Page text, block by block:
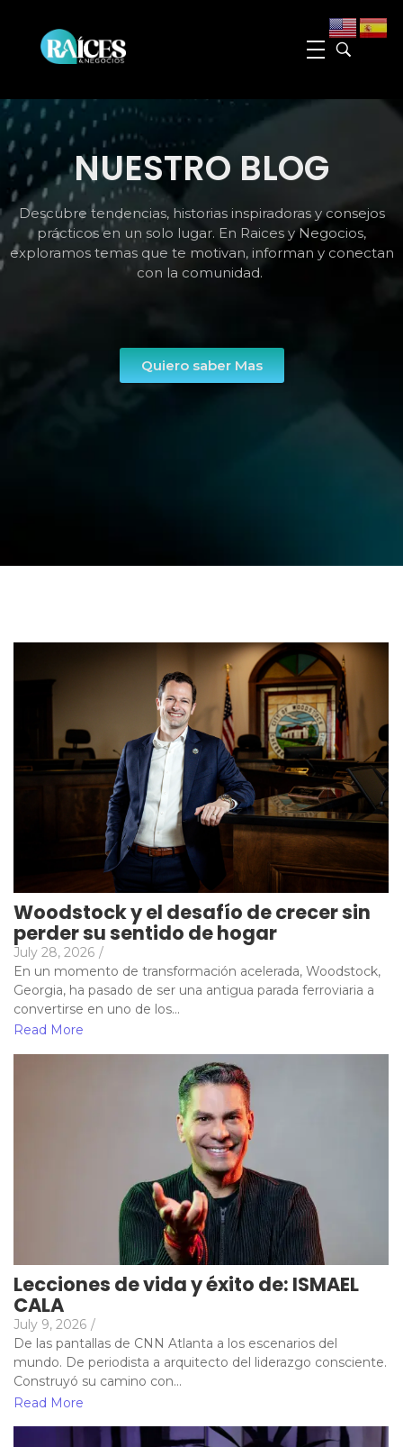
NUESTRO BLOG
Descubre tendencias, historias inspiradoras y consejos
prácticos en un solo lugar. En Raices y Negocios,
exploramos temas que te motivan, informan y conectan
con la comunidad.
Quiero saber Mas
Woodstock y el desafío de crecer sin
perder su sentido de hogar
July 28, 2026 /
En un momento de transformación acelerada, Woodstock,
Georgia, ha pasado de ser una antigua parada ferroviaria a
convertirse en uno de los...
Read More
Lecciones de vida y éxito de: ISMAEL
CALA
July 9, 2026 /
De las pantallas de CNN Atlanta a los escenarios del
mundo. De periodista a arquitecto del liderazgo consciente.
Construyó su camino con...
Read More